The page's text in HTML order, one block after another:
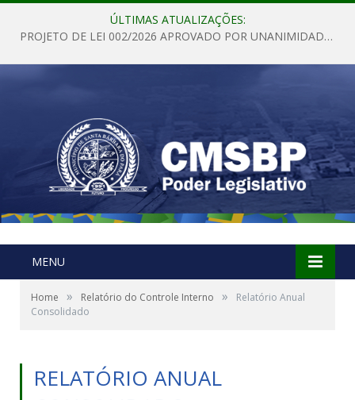
ÚLTIMAS ATUALIZAÇÕES:
PROJETO DE LEI 002/2026 APROVADO POR UNANIMIDADE EM SESSÃO ORDINÁRIA NESTA QUINTA – FEIRA 28 DE MAIO DE 2026
MENU
Home » Relatório do Controle Interno »
Relatório Anual
Consolidado
RELATÓRIO ANUAL